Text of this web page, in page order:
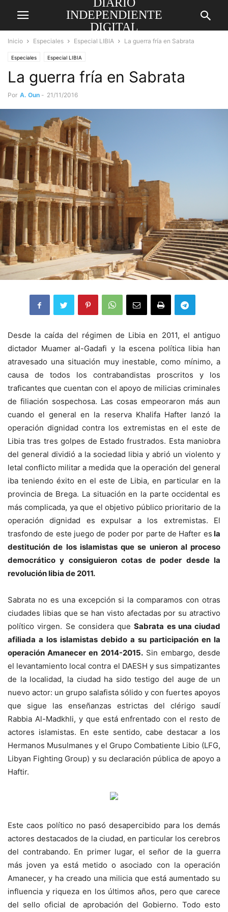
INDEPENDIENTE
DIGITAL
Inicio Especiales Especial LIBIA La guerra fría en Sabrata
Especiales Especial LIBIA
La guerra fría en Sabrata
Por A. Oun - 21/11/2016
Desde la caída del régimen de Libia en 2011, el antiguo
dictador Muamer al-Gadafi y la escena política libia han
atravesado una situación muy inestable, como mínimo, a
causa de todos los contrabandistas proscritos y los
traficantes que cuentan con el apoyo de milicias criminales
de filiación sospechosa. Las cosas empeoraron más aun
cuando el general en la reserva Khalifa Hafter lanzó la
operación dignidad contra los extremistas en el este de
Libia tras tres golpes de Estado frustrados. Esta maniobra
del general dividió a la sociedad libia y abrió un violento y
letal conflicto militar a medida que la operación del general
iba teniendo éxito en el este de Libia, en particular en la
provincia de Brega. La situación en la parte occidental es
más complicada, ya que el objetivo público prioritario de la
operación dignidad es expulsar a los extremistas. El
trasfondo de este juego de poder por parte de Hafter es la
destitución de los islamistas que se unieron al proceso
democrático y consiguieron cotas de poder desde la
revolución libia de 2011.
Sabrata no es una excepción si la comparamos con otras
ciudades libias que se han visto afectadas por su atractivo
político virgen. Se considera queSabrata es una ciudad
afiliada a los islamistas debido a su participación en la
operación Amanecer en 2014-2015.Sin embargo, desde
el levantamiento local contra el DAESH y sus simpatizantes
de la localidad, la ciudad ha sido testigo del auge de un
nuevo actor: un grupo salafista sólido y con fuertes apoyos
que sigue las enseñanzas estrictas del clérigo saudí
Rabbia Al-Madkhli, y que está enfrentado con el resto de
actores islamistas. En este sentido, cabe destacar a los
Hermanos Musulmanes y el Grupo Combatiente Libio (LFG,
Libyan Fighting Group) y su declaración pública de apoyo a
Haftir.
Este caos político no pasó desapercibido para los demás
actores destacados de la ciudad, en particular los cerebros
del contrabando. En primer lugar, el señor de la guerra
más joven ya está metido o asociado con la operación
Amanecer, y ha creado una milicia que está aumentado su
influencia y riqueza en los últimos años, pero que carece
del sello oficial de aprobación del Gobierno. Todo esto